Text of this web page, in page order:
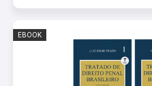
EBOOK